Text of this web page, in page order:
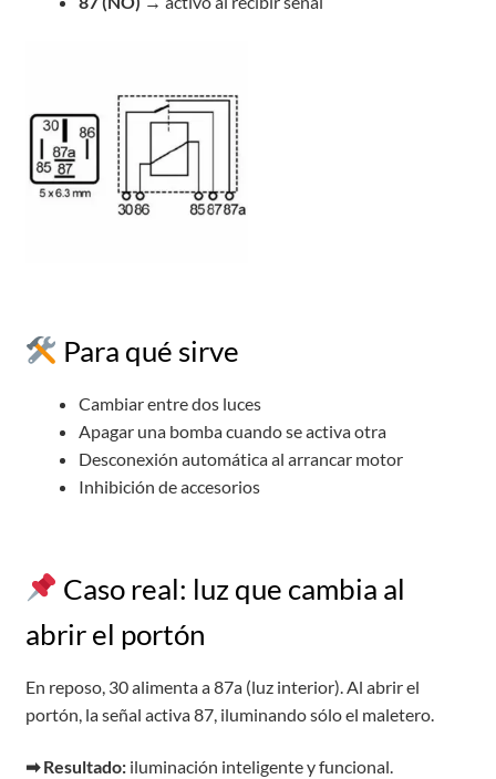
Para qué sirve
Cambiar entre dos luces
Apagar una bomba cuando se activa otra
Desconexión automática al arrancar motor
Inhibición de accesorios
Caso real: luz que cambia al
abrir el portón
En reposo, 30 alimenta a 87a (luz interior). Al abrir el
portón, la señal activa 87, iluminando sólo el maletero.
➡ Resultado:iluminación inteligente y funcional.